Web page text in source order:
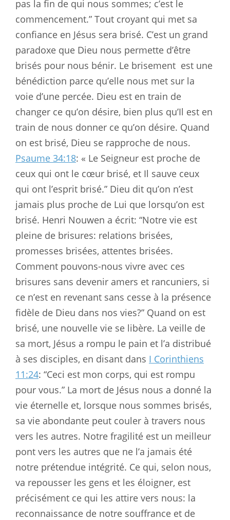
pas la fin de qui nous sommes; c’est le
commencement.” Tout croyant qui met sa
confiance en Jésus sera brisé. C’est un grand
paradoxe que Dieu nous permette d’être
brisés pour nous bénir. Le brisement est une
bénédiction parce qu’elle nous met sur la
voie d’une percée. Dieu est en train de
changer ce qu’on désire, bien plus qu’Il est en
train de nous donner ce qu’on désire. Quand
on est brisé, Dieu se rapproche de nous.
Psaume 34:18: « Le Seigneur est proche de
ceux qui ont le cœur brisé, et Il sauve ceux
qui ont l’esprit brisé.” Dieu dit qu’on n’est
jamais plus proche de Lui que lorsqu’on est
brisé. Henri Nouwen a écrit: “Notre vie est
pleine de brisures: relations brisées,
promesses brisées, attentes brisées.
Comment pouvons-nous vivre avec ces
brisures sans devenir amers et rancuniers, si
ce n’est en revenant sans cesse à la présence
fidèle de Dieu dans nos vies?” Quand on est
brisé, une nouvelle vie se libère. La veille de
sa mort, Jésus a rompu le pain et l’a distribué
à ses disciples, en disant dans I Corinthiens
11:24: “Ceci est mon corps, qui est rompu
pour vous.” La mort de Jésus nous a donné la
vie éternelle et, lorsque nous sommes brisés,
sa vie abondante peut couler à travers nous
vers les autres. Notre fragilité est un meilleur
pont vers les autres que ne l’a jamais été
notre prétendue intégrité. Ce qui, selon nous,
va repousser les gens et les éloigner, est
précisément ce qui les attire vers nous: la
reconnaissance de notre souffrance et de